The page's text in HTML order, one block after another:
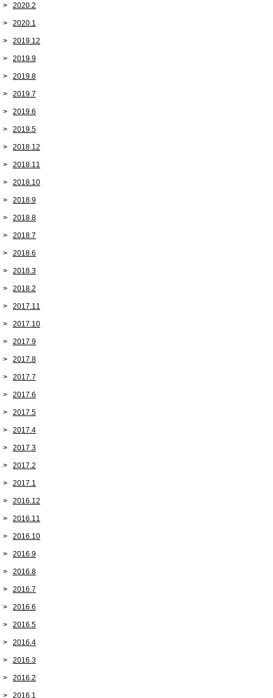
2020.2
2020.1
2019.12
2019.9
2019.8
2019.7
2019.6
2019.5
2018.12
2018.11
2018.10
2018.9
2018.8
2018.7
2018.6
2018.3
2018.2
2017.11
2017.10
2017.9
2017.8
2017.7
2017.6
2017.5
2017.4
2017.3
2017.2
2017.1
2016.12
2016.11
2016.10
2016.9
2016.8
2016.7
2016.6
2016.5
2016.4
2016.3
2016.2
2016.1